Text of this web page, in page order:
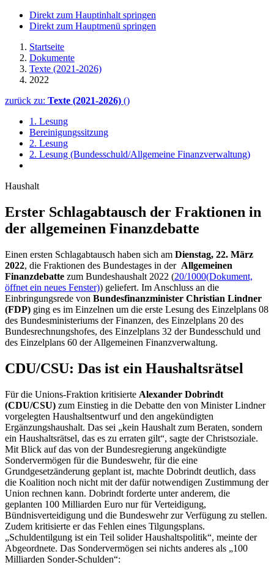
Direkt zum Hauptinhalt springen
Direkt zum Hauptmenü springen
Startseite
Dokumente
Texte (2021-2026)
2022
zurück zu: Texte (2021-2026) ()
1. Lesung
Bereinigungssitzung
2. Lesung
2. Lesung (Bundesschuld/Allgemeine Finanzverwaltung)
Haushalt
Erster Schlagab­tausch der Fraktionen in
der all­ge­mei­nen Finanzdebatte
Einen ersten Schlagabtausch haben sich am Dienstag, 22. März
2022, die Fraktionen des Bundestages in der Allgemeinen
Finanzdebatte zum Bundeshaushalt 2022 (20/1000(Dokument,
öffnet ein neues Fenster)) geliefert. Im Anschluss an die
Einbringungsrede von Bundesfinanzminister Christian Lindner
(FDP) ging es im Einzelnen um die erste Lesung des Einzelplans 08
des Bundesministeriums der Finanzen, des Einzelplans 20 des
Bundesrechnungshofes, des Einzelplans 32 der Bundesschuld und
des Einzelplans 60 der Allgemeinen Finanzverwaltung.
CDU/CSU: Das ist ein Haushaltsrätsel
Für die Unions-Fraktion kritisierte Alexander Dobrindt
(CDU/CSU) zum Einstieg in die Debatte den von Minister Lindner
vorgelegten Haushaltsentwurf und den angekündigten
Ergänzungshaushalt. Das sei „kein Haushalt zum Beraten, sondern
ein Haushaltsrätsel, das es zu erraten gilt“, sagte der Christsoziale.
Mit Blick auf das von der Bundesregierung angekündigte
Sondervermögen für die Bundeswehr, für die eine
Grundgesetzänderung geplant ist, machte Dobrindt deutlich, dass
die Koalition noch nicht mit der dafür notwendigen Zustimmung der
Union rechnen kann. Dobrindt forderte unter anderem, die
geplanten 100 Milliarden Euro nur für Verteidigung,
Bündnisverteidigung und die Bundeswehr zur Verfügung zu stellen.
Zudem kritisierte er das Fehlen eines Tilgungsplans.
„Schuldentilgung ist ein Teil solider Haushaltspolitik“, meinte der
Abgeordnete. Das Sondervermögen sei nichts anderes als „100
Milliarden Sonder-Schulden“: